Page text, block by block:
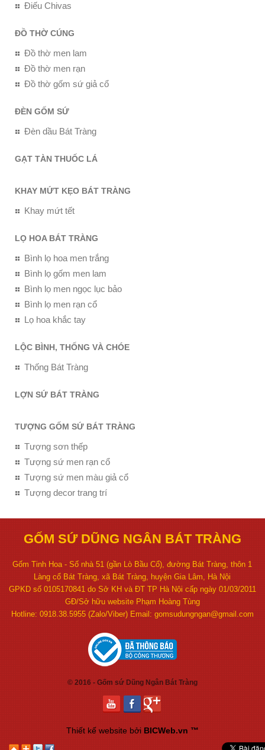
Điếu Chivas
ĐỒ THỜ CÚNG
Đồ thờ men lam
Đồ thờ men rạn
Đồ thờ gốm sứ giả cổ
ĐÈN GỐM SỨ
Đèn dầu Bát Tràng
GẠT TÀN THUỐC LÁ
KHAY MỨT KẸO BÁT TRÀNG
Khay mứt tết
LỌ HOA BÁT TRÀNG
Bình lọ hoa men trắng
Bình lọ gốm men lam
Bình lọ men ngọc lục bảo
Bình lọ men rạn cổ
Lọ hoa khắc tay
LỘC BÌNH, THỐNG VÀ CHÓE
Thống Bát Tràng
LỢN SỨ BÁT TRÀNG
TƯỢNG GỐM SỨ BÁT TRÀNG
Tượng sơn thếp
Tượng sứ men rạn cổ
Tượng sứ men màu giả cổ
Tượng decor trang trí
GỐM SỨ DŨNG NGÂN BÁT TRÀNG
Gốm Tinh Hoa - Số nhà 51 (gần Lò Bầu Cổ), đường Bát Tràng, thôn 1
Làng cổ Bát Tràng, xã Bát Tràng, huyện Gia Lâm, Hà Nội
GPKD số 0105170841 do Sở KH và ĐT TP Hà Nội cấp ngày 01/03/2011
GĐ/Sở hữu website Phạm Hoàng Tùng
Hotline: 0918.38.5955 (Zalo/Viber) Email: gomsudungngan@gmail.com
© 2016 - Gốm sứ Dũng Ngân Bát Tràng
Thiết kế website bởi BICWeb.vn ™